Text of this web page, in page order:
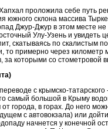
проложила себе путь
южного склона массива
Джур-Джур в этом месте
Улу-Узень и увидеть
скатываясь по скалистым
то примерно через километр
за которыми со стометровой
с крымско-
самый большой в Крыму
от города, в горах. До него
с автовокзала) или
начнется у конечной